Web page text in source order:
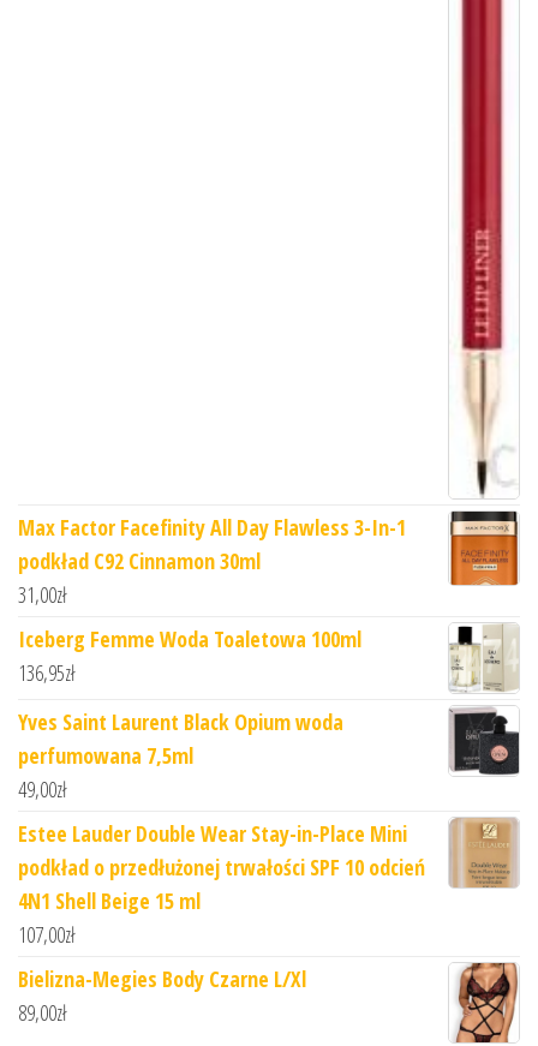
Max Factor Facefinity All Day Flawless 3-In-1
podkład C92 Cinnamon 30ml
31,00zł
Iceberg Femme Woda Toaletowa 100ml
136,95zł
Yves Saint Laurent Black Opium woda
perfumowana 7,5ml
49,00zł
Estee Lauder Double Wear Stay-in-Place Mini
podkład o przedłużonej trwałości SPF 10 odcień
4N1 Shell Beige 15 ml
107,00zł
Bielizna-Megies Body Czarne L/Xl
89,00zł